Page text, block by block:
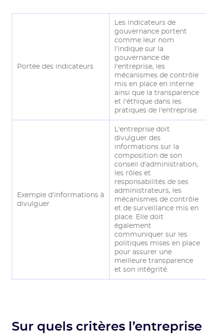
Portée des indicateurs
Les indicateurs de
gouvernance portent
comme leur nom
l’indique sur la
gouvernance de
l'entreprise, les
mécanismes de contrôle
mis en place en interne
ainsi que la transparence
et l'éthique dans les
pratiques de l'entreprise.
Exemple d’informations à
divulguer
L'entreprise doit
divulguer des
informations sur la
composition de son
conseil d'administration,
les rôles et
responsabilités de ses
administrateurs, les
mécanismes de contrôle
et de surveillance mis en
place. Elle doit
également
communiquer sur les
politiques mises en place
pour assurer une
meilleure transparence
et son intégrité.
Sur quels critères l’entreprise